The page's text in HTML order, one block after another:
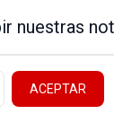
nuestras
ACEPTAR